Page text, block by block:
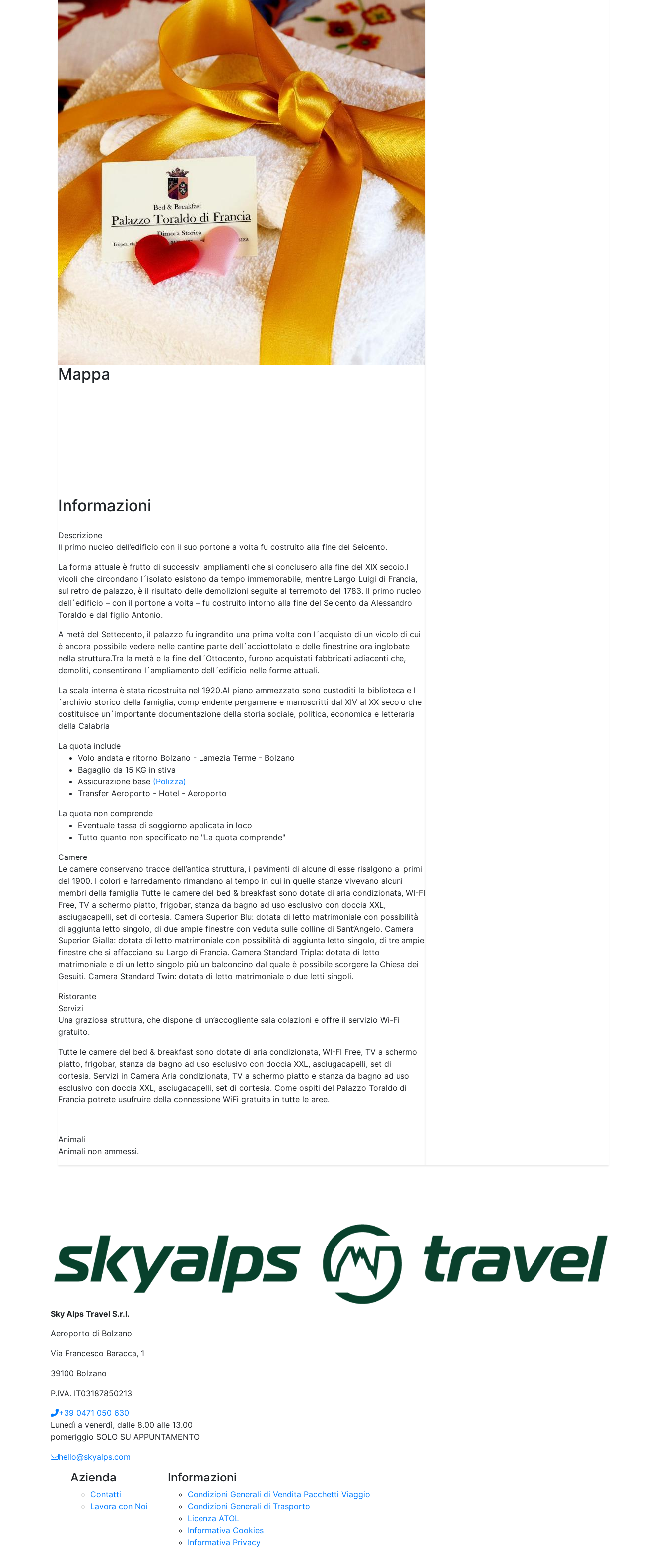
Previous Next
Mappa
Informazioni
Descrizione
Il primo nucleo dell’edificio con il suo portone a volta fu costruito alla fine del Seicento.
La forma attuale è frutto di successivi ampliamenti che si conclusero alla fine del XIX secolo.I
vicoli che circondano l´isolato esistono da tempo immemorabile, mentre Largo Luigi di Francia,
sul retro de palazzo, è il risultato delle demolizioni seguite al terremoto del 1783. Il primo nucleo
dell´edificio – con il portone a volta – fu costruito intorno alla fine del Seicento da Alessandro
Toraldo e dal figlio Antonio.
A metà del Settecento, il palazzo fu ingrandito una prima volta con l´acquisto di un vicolo di cui
è ancora possibile vedere nelle cantine parte dell´acciottolato e delle finestrine ora inglobate
nella struttura.Tra la metà e la fine dell´Ottocento, furono acquistati fabbricati adiacenti che,
demoliti, consentirono l´ampliamento dell´edificio nelle forme attuali.
La scala interna è stata ricostruita nel 1920.Al piano ammezzato sono custoditi la biblioteca e l
´archivio storico della famiglia, comprendente pergamene e manoscritti dal XIV al XX secolo che
costituisce un´importante documentazione della storia sociale, politica, economica e letteraria
della Calabria
La quota include
Volo andata e ritorno Bolzano - Lamezia Terme - Bolzano
Bagaglio da 15 KG in stiva
Assicurazione base (Polizza)
Transfer Aeroporto - Hotel - Aeroporto
La quota non comprende
Eventuale tassa di soggiorno applicata in loco
Tutto quanto non specificato ne "La quota comprende"
Camere
Le camere conservano tracce dell’antica struttura, i pavimenti di alcune di esse risalgono ai primi
del 1900. I colori e l’arredamento rimandano al tempo in cui in quelle stanze vivevano alcuni
membri della famiglia Tutte le camere del bed & breakfast sono dotate di aria condizionata, WI-FI
Free, TV a schermo piatto, frigobar, stanza da bagno ad uso esclusivo con doccia XXL,
asciugacapelli, set di cortesia. Camera Superior Blu: dotata di letto matrimoniale con possibilità
di aggiunta letto singolo, di due ampie finestre con veduta sulle colline di Sant’Angelo. Camera
Superior Gialla: dotata di letto matrimoniale con possibilità di aggiunta letto singolo, di tre ampie
finestre che si affacciano su Largo di Francia. Camera Standard Tripla: dotata di letto
matrimoniale e di un letto singolo più un balconcino dal quale è possibile scorgere la Chiesa dei
Gesuiti. Camera Standard Twin: dotata di letto matrimoniale o due letti singoli.
Ristorante
Servizi
Una graziosa struttura, che dispone di un’accogliente sala colazioni e offre il servizio Wi-Fi
gratuito.
Tutte le camere del bed & breakfast sono dotate di aria condizionata, WI-FI Free, TV a schermo
piatto, frigobar, stanza da bagno ad uso esclusivo con doccia XXL, asciugacapelli, set di
cortesia. Servizi in Camera Aria condizionata, TV a schermo piatto e stanza da bagno ad uso
esclusivo con doccia XXL, asciugacapelli, set di cortesia. Come ospiti del Palazzo Toraldo di
Francia potrete usufruire della connessione WiFi gratuita in tutte le aree.
Animali
Animali non ammessi.
Sky Alps Travel S.r.l.
Aeroporto di Bolzano
Via Francesco Baracca, 1
39100 Bolzano
P.IVA. IT03187850213
+39 0471 050 630
Lunedì a venerdì, dalle 8.00 alle 13.00
pomeriggio SOLO SU APPUNTAMENTO
hello@skyalps.com
Azienda
Contatti
Lavora con Noi
Informazioni
Condizioni Generali di Vendita Pacchetti Viaggio
Condizioni Generali di Trasporto
Licenza ATOL
Informativa Cookies
Informativa Privacy